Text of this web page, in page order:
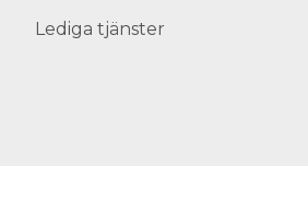
Lediga tjänster